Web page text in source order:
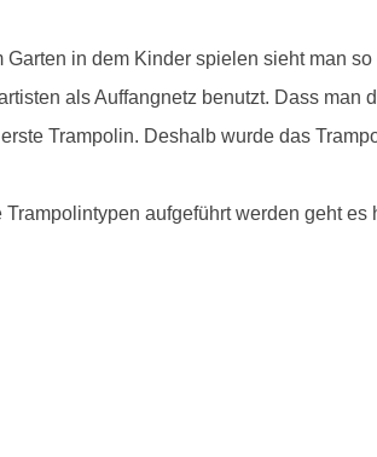
in dem Kinder spielen sieht man so
als Auffangnetz benutzt. Dass man
Trampolin. Deshalb wurde das
aufgeführt werden geht es